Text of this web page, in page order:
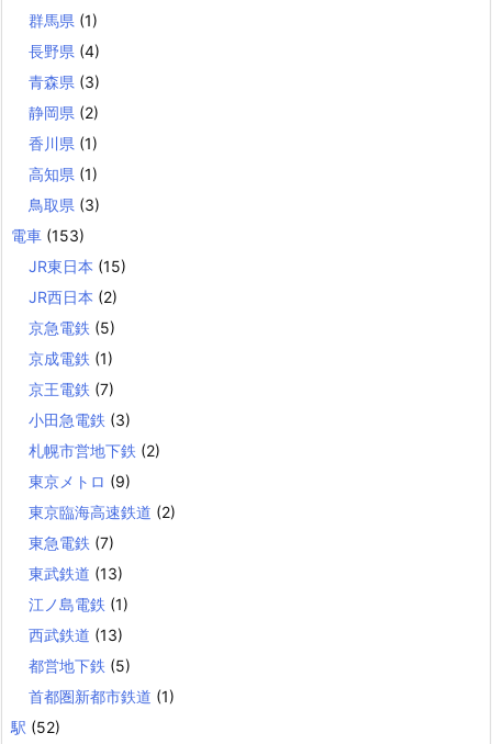
群馬県 (1)
長野県 (4)
青森県 (3)
静岡県 (2)
香川県 (1)
高知県 (1)
鳥取県 (3)
電車 (153)
JR東日本 (15)
JR西日本 (2)
京急電鉄 (5)
京成電鉄 (1)
京王電鉄 (7)
小田急電鉄 (3)
札幌市営地下鉄 (2)
東京メトロ (9)
東京臨海高速鉄道 (2)
東急電鉄 (7)
東武鉄道 (13)
江ノ島電鉄 (1)
西武鉄道 (13)
都営地下鉄 (5)
首都圏新都市鉄道 (1)
駅 (52)